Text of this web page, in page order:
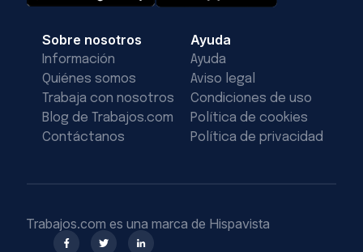
Sobre nosotros
Información
Quiénes somos
Trabaja con nosotros
Blog de Trabajos.com
Contáctanos
Ayuda
Ayuda
Aviso legal
Condiciones de uso
Política de cookies
Política de privacidad
Trabajos.com es una marca de Hispavista